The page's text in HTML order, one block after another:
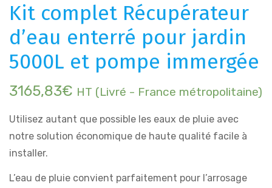
Kit complet Récupérateur
d’eau enterré pour jardin
5000L et pompe immergée
3165,83€ HT (Livré - France métropolitaine)
Utilisez autant que possible les eaux de pluie avec
notre solution économique de haute qualité facile à
installer.
L’eau de pluie convient parfaitement pour l’arrosage